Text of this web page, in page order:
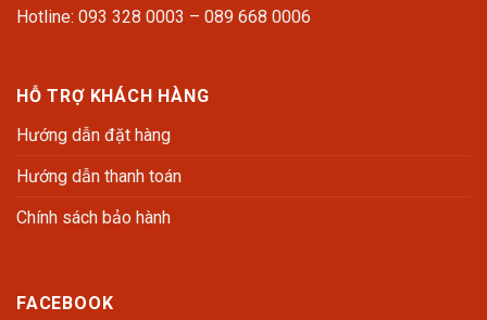
Hotline: 093 328 0003 – 089 668 0006
HỖ TRỢ KHÁCH HÀNG
Hướng dẫn đặt hàng
Hướng dẫn thanh toán
Chính sách bảo hành
FACEBOOK